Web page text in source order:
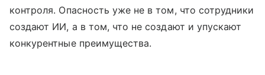
контроля. Опасность уже не в том, что сотрудники
создают ИИ, а в том, что не создают и упускают
конкурентные преимущества.